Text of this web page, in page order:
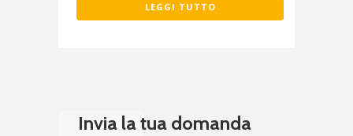
LEGGI TUTTO
Invia la tua domanda